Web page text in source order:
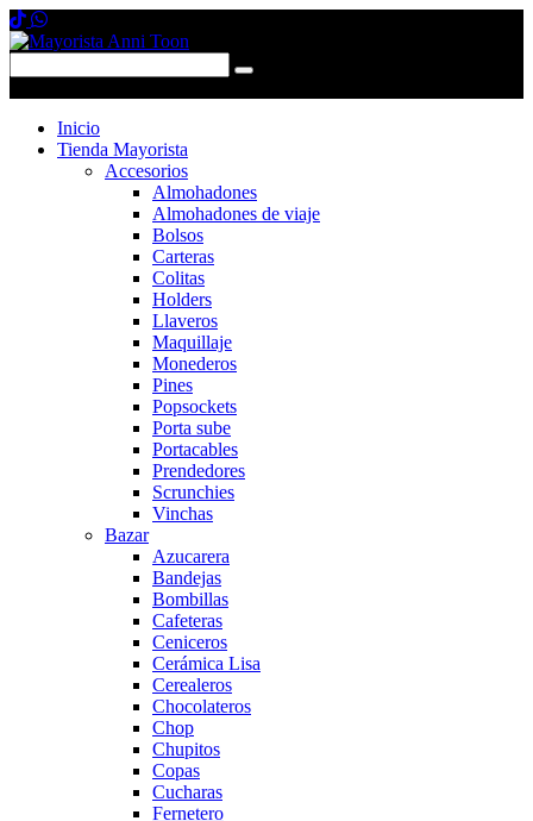
Inicio
Tienda Mayorista
Accesorios
Almohadones
Almohadones de viaje
Bolsos
Carteras
Colitas
Holders
Llaveros
Maquillaje
Monederos
Pines
Popsockets
Porta sube
Portacables
Prendedores
Scrunchies
Vinchas
Bazar
Azucarera
Bandejas
Bombillas
Cafeteras
Ceniceros
Cerámica Lisa
Cerealeros
Chocolateros
Chop
Chupitos
Copas
Cucharas
Fernetero